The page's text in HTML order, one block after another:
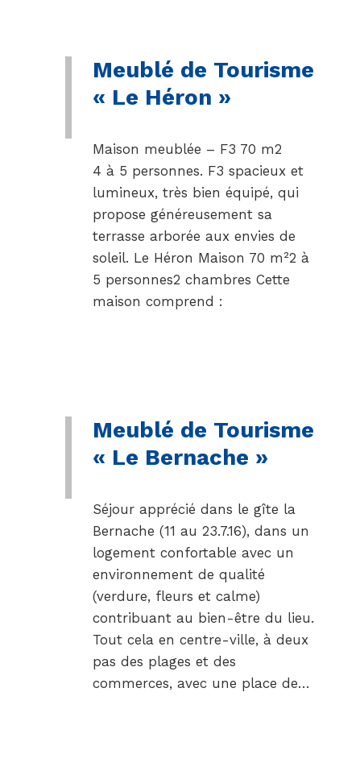
Meublé de Tourisme
« Le Héron »
Maison meublée – F3 70 m2
4 à 5 personnes. F3 spacieux et
lumineux, très bien équipé, qui
propose généreusement sa
terrasse arborée aux envies de
soleil. Le Héron Maison 70 m²2 à
5 personnes2 chambres Cette
maison comprend :
Meublé de Tourisme
« Le Bernache »
Séjour apprécié dans le gîte la
Bernache (11 au 23.7.16), dans un
logement confortable avec un
environnement de qualité
(verdure, fleurs et calme)
contribuant au bien-être du lieu.
Tout cela en centre-ville, à deux
pas des plages et des
commerces, avec une place de…